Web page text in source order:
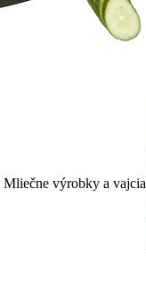
Mliečne výrobky a vajcia